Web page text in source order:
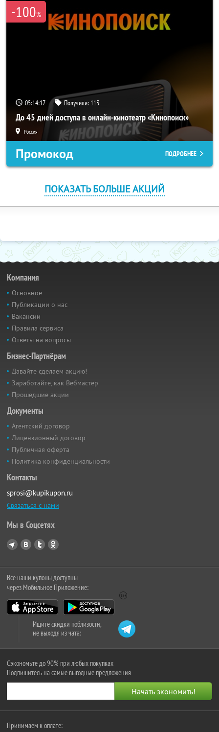
-100%
05:14:17 Получили: 113
До 45 дней доступа в онлайн-кинотеатр «Кинопоиск»
Россия
Промокод ПОДРОБНЕЕ
ПОКАЗАТЬ БОЛЬШЕ АКЦИЙ
Компания
Основное
Публикации о нас
Вакансии
Правила сервиса
Ответы на вопросы
Бизнес-Партнёрам
Давайте сделаем акцию!
Заработайте, как Вебмастер
Прошедшие акции
Документы
Агентский договор
Лицензионный договор
Публичная оферта
Политика конфиденциальности
Контакты
sprosi@kupikupon.ru
Связаться с нами
Мы в Соцсетях
Все наши купоны доступны
через Мобильное Приложение:
Ищите скидки поблизости,
не выходя из чата:
Сэкономьте до 90% при любых покупках
Подпишитесь на самые выгодные предложения
Принимаем к оплате: